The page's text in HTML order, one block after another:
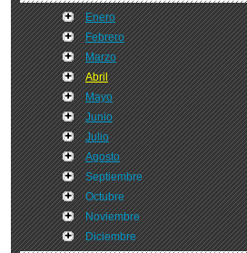
Enero
Febrero
Marzo
Abril
Mayo
Junio
Julio
Agosto
Septiembre
Octubre
Noviembre
Diciembre